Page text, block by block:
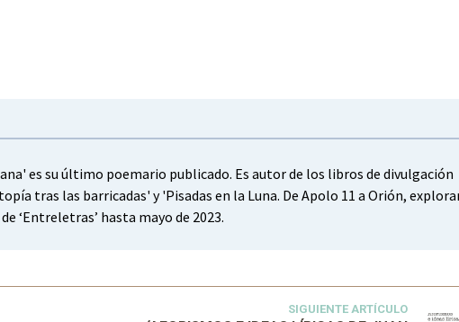
es su último poemario publicado. Es autor de los libros de divulgación
tras las barricadas' y 'Pisadas en la Luna. De Apolo 11 a Orión,
‘Entreletras’ hasta mayo de 2023.
SIGUIENTE ARTÍCULO